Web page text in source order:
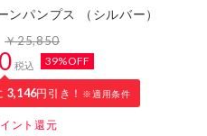
ンパンプス （シルバー）
￥25,850
税込 39%OFF
3,146円引き！ ※適用条件
ント還元